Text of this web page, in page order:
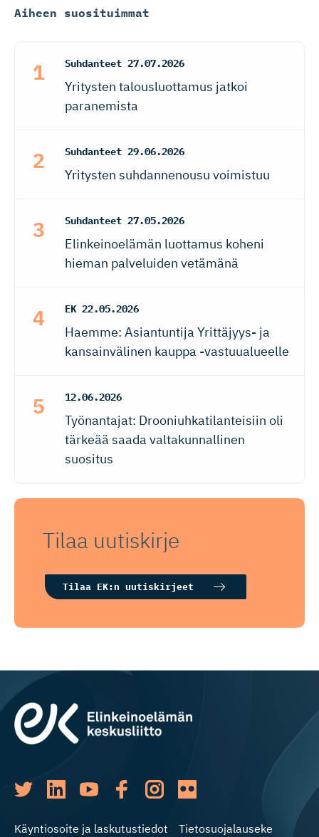
Aiheen suosituimmat
Suhdanteet 27.07.2026
Yritysten talousluottamus jatkoi
paranemista
Suhdanteet 29.06.2026
Yritysten suhdannenousu voimistuu
Suhdanteet 27.05.2026
Elinkeinoelämän luottamus koheni
hieman palveluiden vetämänä
EK 22.05.2026
Haemme: Asiantuntija Yrittäjyys- ja
kansainvälinen kauppa -vastuualueelle
12.06.2026
Työnantajat: Drooniuhkatilanteisiin oli
tärkeää saada valtakunnallinen
suositus
Tilaa uutiskirje
Tilaa EK:n uutiskirjeet
Käyntiosoite ja laskutustiedot Tietosuojalauseke